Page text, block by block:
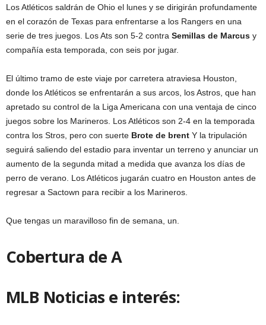
Los Atléticos saldrán de Ohio el lunes y se dirigirán profundamente
en el corazón de Texas para enfrentarse a los Rangers en una
serie de tres juegos. Los Ats son 5-2 contra Semillas de Marcus y
compañía esta temporada, con seis por jugar.
El último tramo de este viaje por carretera atraviesa Houston,
donde los Atléticos se enfrentarán a sus arcos, los Astros, que han
apretado su control de la Liga Americana con una ventaja de cinco
juegos sobre los Marineros. Los Atléticos son 2-4 en la temporada
contra los Stros, pero con suerte Brote de brent Y la tripulación
seguirá saliendo del estadio para inventar un terreno y anunciar un
aumento de la segunda mitad a medida que avanza los días de
perro de verano. Los Atléticos jugarán cuatro en Houston antes de
regresar a Sactown para recibir a los Marineros.
Que tengas un maravilloso fin de semana, un.
Cobertura de A
MLB Noticias e interés: